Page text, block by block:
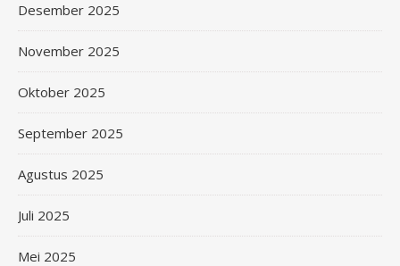
Desember 2025
November 2025
Oktober 2025
September 2025
Agustus 2025
Juli 2025
Mei 2025